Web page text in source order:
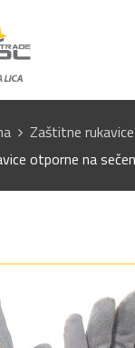
Zaštitne rukavice
otporne na